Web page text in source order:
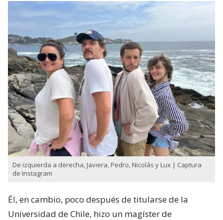
De izquierda a derecha, Javiera, Pedro, Nicolás y Lux | Captura
de Instagram
Él, en cambio, poco después de titularse de la
Universidad de Chile, hizo un magíster de